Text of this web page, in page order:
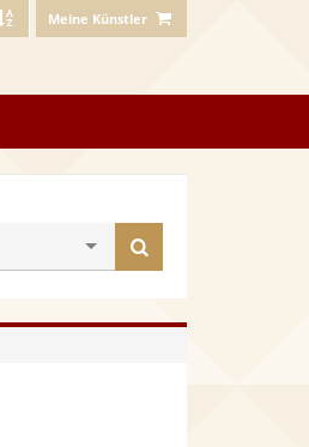
Meine Künstler
finden